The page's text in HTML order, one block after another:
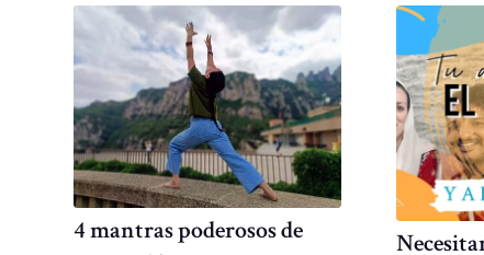
4 mantras poderosos de